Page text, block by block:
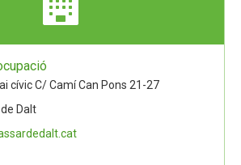
cívic C/ Camí Can Pons 21-27
Dalt